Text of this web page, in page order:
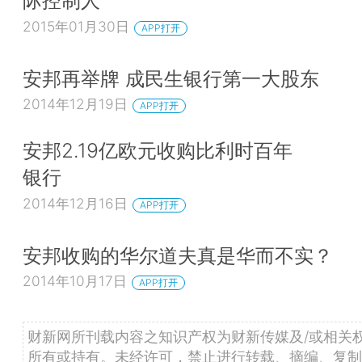
2015年01月30日 APP打开
安邦再举牌 成民生银行第一大股东
2014年12月19日 APP打开
安邦2.19亿欧元收购比利时百年
银行
2014年12月16日 APP打开
安邦收购的华尔道夫真是华而不实？
2014年10月17日 APP打开
财新网所刊载内容之知识产权为财新传媒及/或相关
所有或持有。未经许可，禁止进行转载、摘编、复